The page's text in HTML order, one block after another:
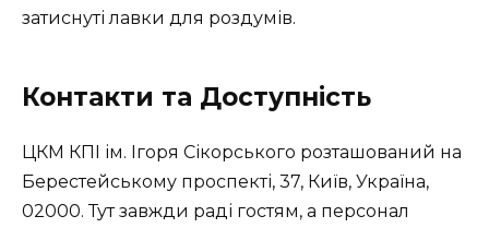
затиснуті лавки для роздумів.
Контакти та Доступність
ЦКМ КПІ ім. Ігоря Сікорського розташований на
Берестейському проспекті, 37, Київ, Україна,
02000. Тут завжди раді гостям, а персонал